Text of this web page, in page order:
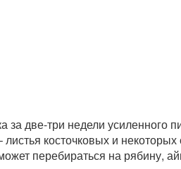
за две-три недели усиленного
косточковых и
перебираться на рябину,